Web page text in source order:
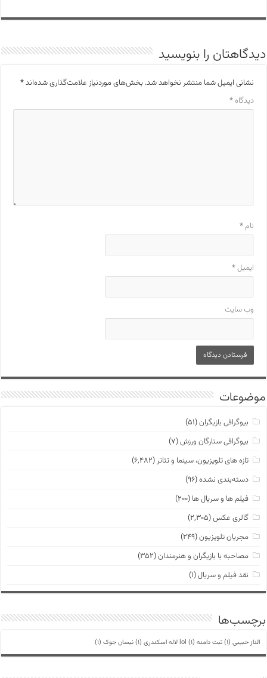
دیدگاهتان را بنویسید
نشانی ایمیل شما منتشر نخواهد شد. بخش‌های موردنیاز علامت‌گذاری شده‌اند*
دیدگاه*
نام*
ایمیل*
وب‌ سایت
موضوعات
بیوگرافی بازیگران(۵۱)
بیوگرافی ستارگان ورزش(۷)
تازه های تلویزیون، سینما و تئاتر (۶,۴۸۲)
دسته‌بندی نشده(۹۶)
فیلم ها و سریال ها (۲۰۰)
گالری عکس(۲,۳۰۵)
مجریان تلویزیون(۲۴۹)
مصاحبه با بازیگران و هنرمندان(۳۵۲)
نقد فیلم و سریال(۱)
برچسب‌ها
الناز حبیبی (1) ثبت دامنه lol (1) لاله اسکندری (1) نیسان جوک (1)